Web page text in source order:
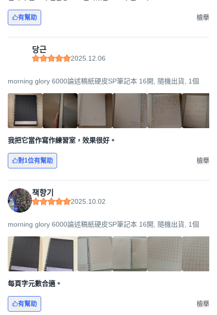
有幫助 檢舉
당근
2025.12.06
morning glory 6000論述稿紙硬皮SP筆記本 16開, 隨機出貨, 1個
我把它當作寫作練習室，效果很好。
對1位有幫助 檢舉
책향기
2025.10.02
morning glory 6000論述稿紙硬皮SP筆記本 16開, 隨機出貨, 1個
每頁字元數合適。
有幫助 檢舉